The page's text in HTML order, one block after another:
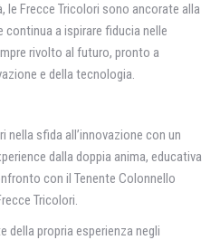
le Frecce Tricolori sono ancorate alla
a ispirare fiducia nelle
rivolto al futuro, pronto a
e della tecnologia.
nella sfida all’innovazione con un
dalla doppia anima, educativa
con il Tenente Colonnello
Tricolori.
della propria esperienza negli